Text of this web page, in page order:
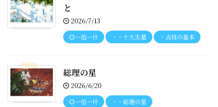
と
2026/7/13
◎一伍一什 ・・十大主星 ・占技の基本
総理の星
2026/6/20
◎一伍一什
・・総理の星